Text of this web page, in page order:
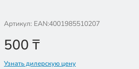
Артикул: EAN:4001985510207
500 ₸
Узнать дилерскую цену